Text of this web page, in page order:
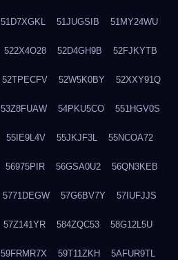
51D7XGKL 51JUGSIB 51MY24WU
522X4O28 52D4GH9B 52FJKYTB
52TPECFV 52W5K0BY 52XXY91Q
53Z8FUAW 54PKU5CO 551HGV0S
55IE9L4V 55JKJF3L 55NCOA72
56975PIR 56GSA0U2 56QN3KEB
5771DEGW 57G6BV7Y 57IUFJJS
57Z141YR 584ZQC53 58G12L5U
59FRMR7X 59T11ZKH 5AFUR9TL